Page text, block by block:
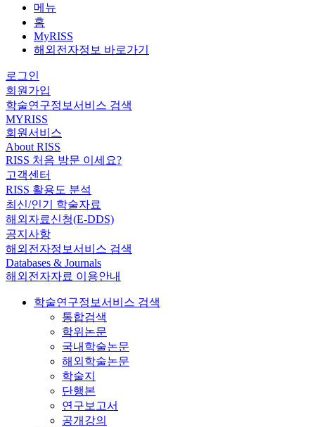
메뉴
홈
MyRISS
해외전자정보 바로가기
로그인
회원가입
학술연구정보서비스 검색
MYRISS
회원서비스
About RISS
RISS 처음 방문 이세요?
고객센터
RISS 활용도 분석
최신/인기 학술자료
해외자료신청(E-DDS)
공지사항
해외전자정보서비스 검색
Databases & Journals
해외전자자료 이용안내
학술연구정보서비스 검색
통합검색
학위논문
국내학술논문
해외학술논문
학술지
단행본
연구보고서
공개강의